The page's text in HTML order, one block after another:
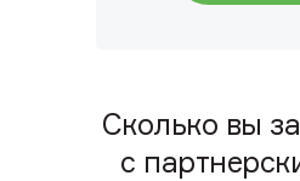
Сколько вы
с